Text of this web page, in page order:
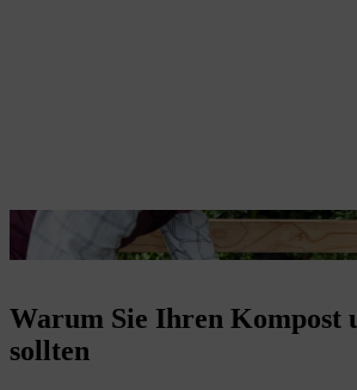
Das Neumischen des Komposts beschleunigt
Warum Sie Ihren Kompost
sollten